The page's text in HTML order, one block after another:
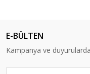
E-BÜLTEN
Kampanya ve